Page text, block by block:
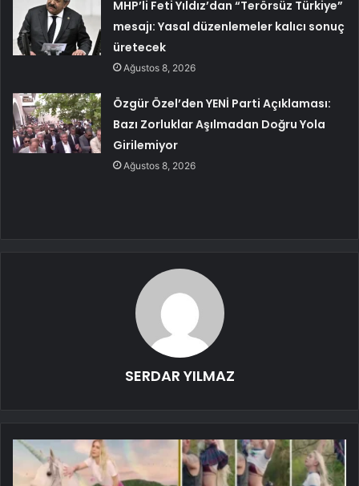
MHP’li Feti Yıldız’dan “Terörsüz Türkiye”
mesajı: Yasal düzenlemeler kalıcı sonuç
üretecek
Ağustos 8, 2026
Özgür Özel’den YENİ Parti Açıklaması:
Bazı Zorluklar Aşılmadan Doğru Yola
Girilemiyor
Ağustos 8, 2026
SERDAR YILMAZ